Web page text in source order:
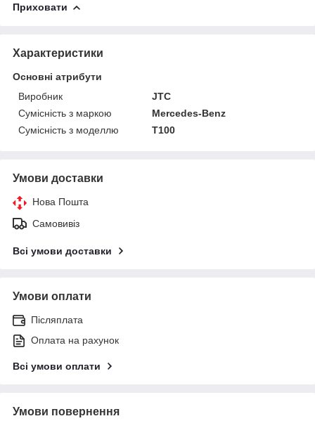
Приховати
Характеристики
Основні атрибути
Виробник
JTC
Сумісність з маркою
Mercedes-Benz
Сумісність з моделлю
T100
Умови доставки
Нова Пошта
Самовивіз
Всі умови доставки
Умови оплати
Післяплата
Оплата на рахунок
Всі умови оплати
Умови повернення